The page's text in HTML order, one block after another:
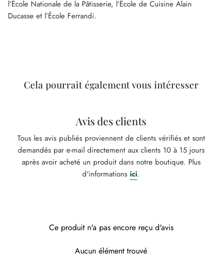
l’École Nationale de la Pâtisserie, l’École de Cuisine Alain
Ducasse et l’École Ferrandi.
Cela pourrait également vous intéresser
Avis des clients
Tous les avis publiés proviennent de clients vérifiés et sont
demandés par e-mail directement aux clients 10 à 15 jours
après avoir acheté un produit dans notre boutique. Plus
d'informations ici.
Ce produit n'a pas encore reçu d'avis
Aucun élément trouvé